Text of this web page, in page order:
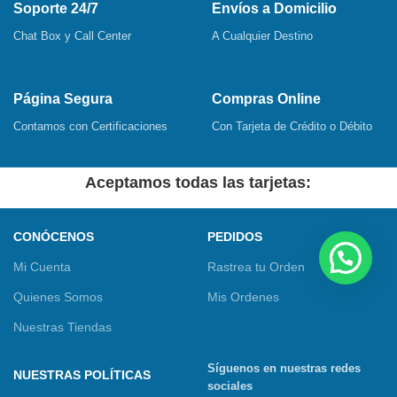
Soporte 24/7
Chat Box y Call Center
Envíos a Domicilio
A Cualquier Destino
Página Segura
Contamos con Certificaciones
Compras Online
Con Tarjeta de Crédito o Débito
Aceptamos todas las tarjetas:
CONÓCENOS
Mi Cuenta
Quienes Somos
Nuestras Tiendas
PEDIDOS
Rastrea tu Orden
Mis Ordenes
NUESTRAS POLÍTICAS
Síguenos en nuestras redes
sociales